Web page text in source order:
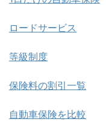
ロードサービス
等級制度
保険料の割引一覧
自動車保険を比較